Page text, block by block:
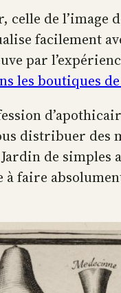
de l’image
facilement
par
les boutiques
distribuer des
de simples
faire